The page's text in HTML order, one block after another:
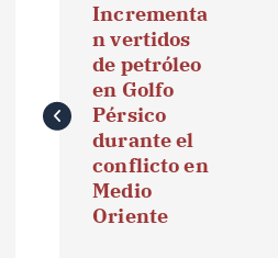
e
Incrementa
n vertidos
de petróleo
en Golfo
Pérsico
durante el
conflicto en
Medio
Oriente